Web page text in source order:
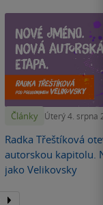
Články Úterý 4. srpna
Radka Třeštíková
autorskou kapitolu.
jako Velikovsky